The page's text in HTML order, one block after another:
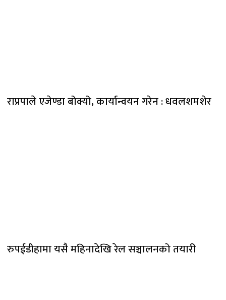
राप्रपाले एजेण्डा बोक्यो, कार्यान्वयन गरेन : धवलशमशेर
रुपईडीहामा यसै महिनादेखि रेल सञ्चालनको तयारी